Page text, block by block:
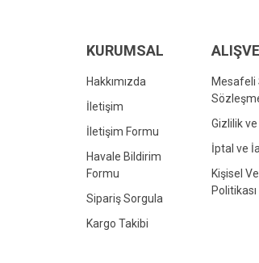
Bu ürüne benzer farklı
KURUMSAL
Hakkımızda
İletişim
İletişim Formu
Havale Bildirim
Formu
Sipariş Sorgula
Kargo Takibi
Mesafeli
Gizlilik
İptal ve
Kişisel
Politikası